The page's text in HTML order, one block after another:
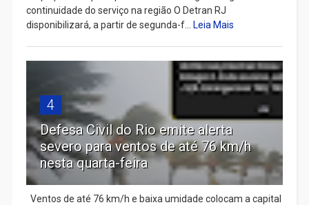
continuidade do serviço na região O Detran RJ
disponibilizará, a partir de segunda-f...
Leia Mais
4
Defesa Civil do Rio emite alerta
severo para ventos de até 76 km/h
nesta quarta-feira
Ventos de até 76 km/h e baixa umidade colocam a capital